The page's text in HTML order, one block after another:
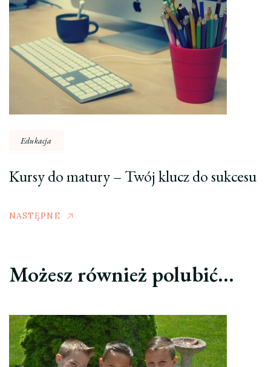
Edukacja
Kursy do matury – Twój klucz do sukcesu
NASTĘPNE
Możesz również polubić…